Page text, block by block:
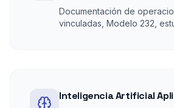
Documentación de
vinculadas, Modelo 232,
Inteligencia Artificial